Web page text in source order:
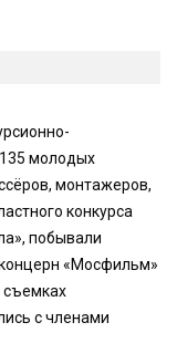
молодых
монтажеров,
конкурса
побывали
«Мосфильм»
съемках
с членами